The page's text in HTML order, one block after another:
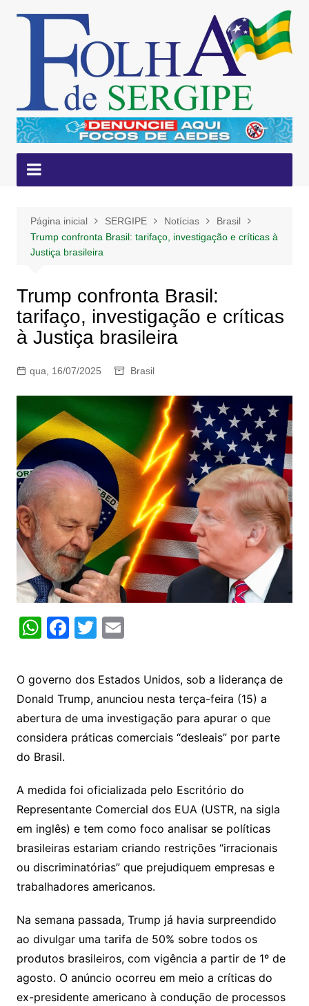
conteúdo
Página inicial SERGIPE Notícias
Brasil
Trump confronta Brasil: tarifaço, investigação e críticas à
Justiça brasileira
Trump confronta Brasil:
tarifaço, investigação e críticas
à Justiça brasileira
qua, 16/07/2025 Brasil
W
at
s
A
p
p
F
c
e
b
o
k
T
itt
er
E
ai
l
O governo dos Estados Unidos, sob a liderança de
Donald Trump, anunciou nesta terça-feira (15) a
abertura de uma investigação para apurar o que
considera práticas comerciais “desleais” por parte
do Brasil.
A medida foi oficializada pelo Escritório do
Representante Comercial dos EUA (USTR, na sigla
em inglês) e tem como foco analisar se políticas
brasileiras estariam criando restrições “irracionais
ou discriminatórias” que prejudiquem empresas e
trabalhadores americanos.
Na semana passada, Trump já havia surpreendido
ao divulgar uma tarifa de 50% sobre todos os
produtos brasileiros, com vigência a partir de 1º de
agosto. O anúncio ocorreu em meio a críticas do
ex-presidente americano à condução de processos